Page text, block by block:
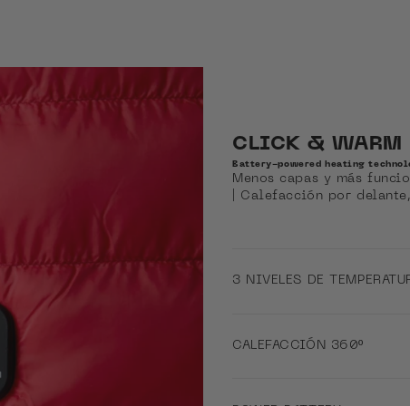
CLICK & WARM
Battery-powered heating
Menos capas y más
| Calefacción por
3 NIVELES DE
CALEFACCIÓN 360º